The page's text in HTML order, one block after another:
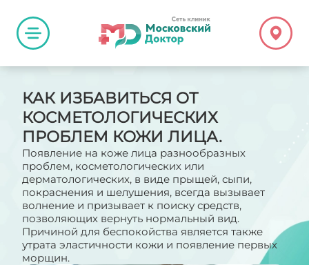
КАК ИЗБАВИТЬСЯ ОТ
КОСМЕТОЛОГИЧЕСКИХ
ПРОБЛЕМ КОЖИ ЛИЦА.
Появление на коже лица разнообразных
проблем, косметологических или
дерматологических, в виде прыщей, сыпи,
покраснения и шелушения, всегда вызывает
волнение и призывает к поиску средств,
позволяющих вернуть нормальный вид.
Причиной для беспокойства является также
утрата эластичности кожи и появление первых
морщин.